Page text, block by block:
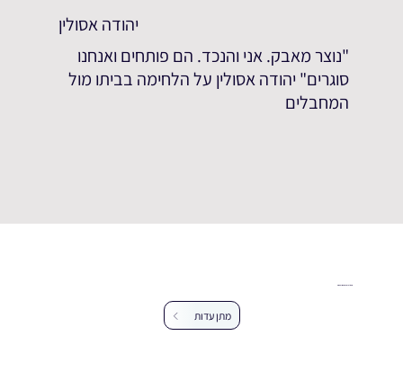
יהודה אסולין
"נוצר מאבק. אני והנכד. הם פותחים ואנחנו
סוגרים" יהודה אסולין על הלחימה בביתו מול
המחבלים
מתן עדות